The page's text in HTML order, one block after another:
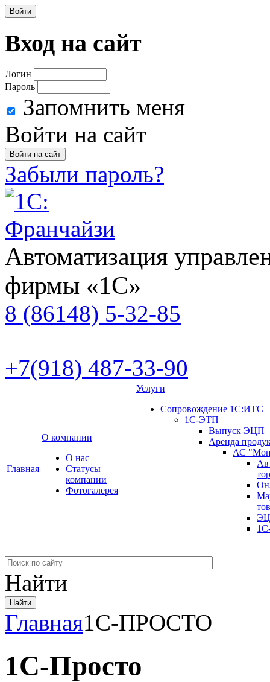
Войти
Вход на сайт
Логин
Пароль
Запомнить меня
Войти на сайт
Забыли пароль?
Автоматизация
фирмы «1С»
8 (86148) 5-32-85
+7(918) 487-33-90
Главная
О компании
О нас
Cтатусы
компании
Фотогалерея
Услуги
Сопровождение 1С:ИТС
1С-ЭТП
Выпуск ЭЦП
Аренда
АС
Найти
Главная1С-ПРОСТО
1С-Просто